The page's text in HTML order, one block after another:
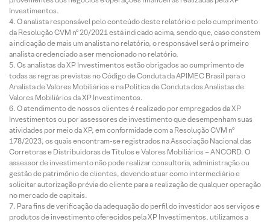
Investimentos.
O analista responsável pelo conteúdo deste relatório e pelo cumprimento
da Resolução CVM nº 20/2021 está indicado acima, sendo que, caso constem
a indicação de mais um analista no relatório, o responsável será o primeiro
analista credenciado a ser mencionado no relatório.
Os analistas da XP Investimentos estão obrigados ao cumprimento de
todas as regras previstas no Código de Conduta da APIMEC Brasil para o
Analista de Valores Mobiliários e na Política de Conduta dos Analistas de
Valores Mobiliários da XP Investimentos.
O atendimento de nossos clientes é realizado por empregados da XP
Investimentos ou por assessores de investimento que desempenham suas
atividades por meio da XP, em conformidade com a Resolução CVM nº
178/2023, os quais encontram-se registrados na Associação Nacional das
Corretoras e Distribuidoras de Títulos e Valores Mobiliários – ANCORD. O
assessor de investimento não pode realizar consultoria, administração ou
gestão de patrimônio de clientes, devendo atuar como intermediário e
solicitar autorização prévia do cliente para a realização de qualquer operação
no mercado de capitais.
Para fins de verificação da adequação do perfil do investidor aos serviços e
produtos de investimento oferecidos pela XP Investimentos, utilizamos a